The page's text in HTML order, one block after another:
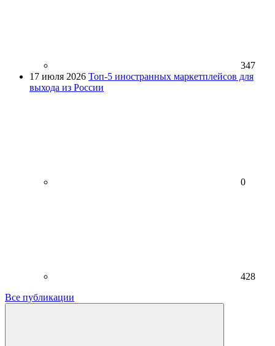
347
17 июля 2026 Топ-5 иностранных маркетплейсов для
выхода из России
0
428
Все публикации